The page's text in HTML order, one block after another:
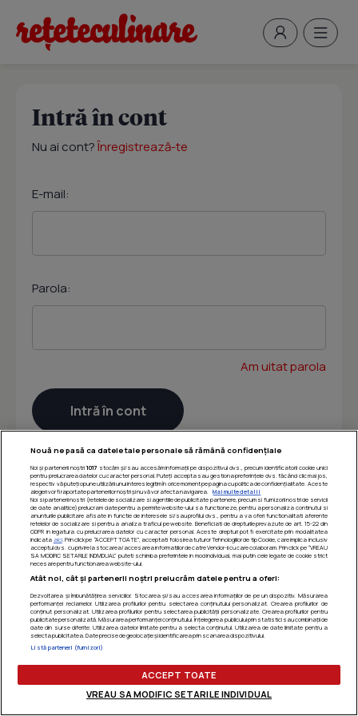
Intră în cont
Nu ai cont?Înregistrează-te
E-mail:
Parola:
Am uitat parola
Nouă ne pasă ca datele tale personale să rămână confidențiale
Noi și partenerii noștri 1017 stocăm și/sau accesăm informații pe dispozitivul dvs., precum identificatorii cookie unici
pentru prelucrarea datelor cu caracter personal. Puteți accepta sau gestiona preferințele dvs. făcând clic mai jos,
respectiv vă puteți opune utilizării unui interes legitim în orice moment pe pagina cu politica de confidențialitate. Aceste
alegeri vor fi raportate partenerilor noștri și nu vă vor afecta navigarea.
Mai multe detalii
Noi si partenerii nostri (retelele de socializare si agentiile de publicitate partenere, precum si furnizorii nostri de servicii
de date analitice) prelucram date pentru a permite website-ului sa functioneze, pentru a personaliza continutul si
anunturile publicitare afisate in functie de interesele si/sau profilul dvs., pentru a va oferi functionalitati aferente
retelelor de socializare si pentru a analiza traficul pe website. Beneficiati de drepturile prevazute de art. 15-22 din
GDPR in legatura cu prelucrarea datelor cu caracter personal. Aceste drepturi pot fi exercitate prin modalitatea
indicata aici. Prin click pe “ACCEPT TOATE”, acceptati folosirea tuturor Tehnologiilor de tip Cookie, care implica inclusiv
acceptul dvs. cu privire la stocarea/accesarea informatiilor de catre Vendor-ii cu care colaboram. Prin click pe “VREAU
SA MODIFIC SETARILE INDIVIDUAL” puteti schimba preferintele in mod individual, mai putin cele legate de cookie strict
necesare pentru functionarea website-ului.
Atât noi, cât și partenerii noștri prelucrăm datele pentru a oferi:
Dezvoltarea și îmbunătățirea serviciilor. Stocarea și/sau accesarea informațiilor de pe un dispozitiv. Măsurarea
performanței reclamelor. Utilizarea profilurilor pentru selectarea conținutului personalizat. Crearea profilurilor de
conținut personalizat. Utilizarea profilurilor pentru selectarea publicității personalizate. Crearea profilurilor pentru
publicitate personalizată. Măsurarea performanței conținutului. Înțelegerea publicului prin statistici sau combinații de
date din surse diferite. Utilizarea datelor limitate pentru a selecta conținutul. Utilizarea de date limitate pentru a
selecta publicitatea. Date precise de geolocație și identificarea prin scanarea dispozitivului.
Listă parteneri (furnizori)
ACCEPT TOATE
VREAU SA MODIFIC SETARILE INDIVIDUAL